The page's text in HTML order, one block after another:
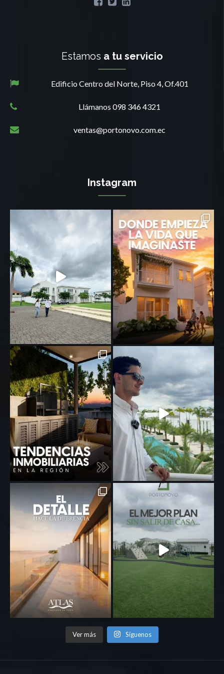
Estamos a tu servicio
Edificio Centro del Norte, Piso 4, Of.401
Llámanos 098 346 4321
ventas@portonovo.com.ec
Instagram
Ver más Síguenos